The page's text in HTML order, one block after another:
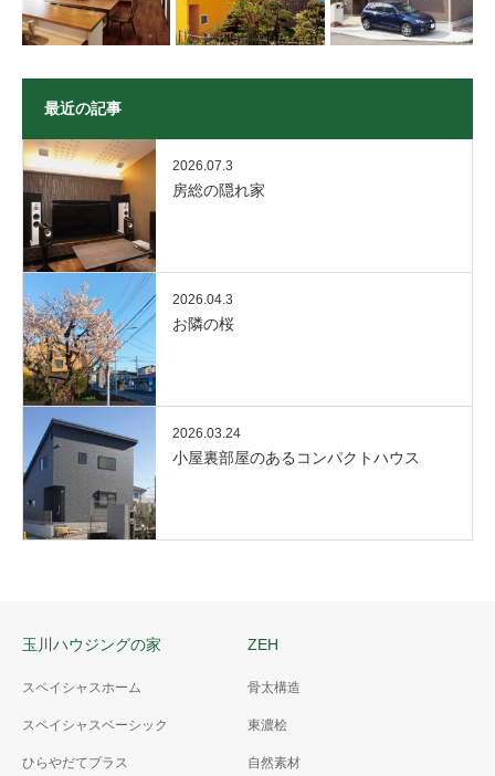
最近の記事
2026.07.3
房総の隠れ家
2026.04.3
お隣の桜
2026.03.24
小屋裏部屋のあるコンパクトハウス
玉川ハウジングの家
スペイシャスホーム
スペイシャスベーシック
ひらやだてプラス
ZEH
骨太構造
東濃桧
自然素材